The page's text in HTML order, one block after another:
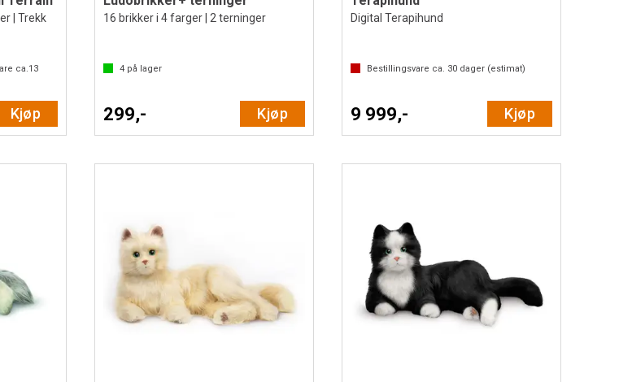
| Trekk
ca.13
Kjøp
16 brikker i 4 farger | 2 terninger
4 på lager
299,- Kjøp
Digital Terapihund
Bestillingsvare ca. 30 dager (estimat)
9 999,- Kjøp